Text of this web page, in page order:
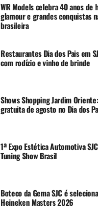
WR Models celebra 40 anos de
glamour e grandes conquistas
brasileira
Restaurantes Dia dos Pais em
com rodízio e vinho de brinde
Shows Shopping Jardim
gratuita de agosto no Dia dos
1ª Expo Estética Automotiva
Tuning Show Brasil
Boteco da Gema SJC é
Heineken Masters 2026